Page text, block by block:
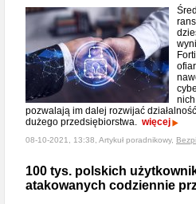
pozwalają im dalej rozwijać
dużego przedsiębiorstwa. więcej
08-10-2021, 13:38, Artykuł poradnikowy,
100 tys. polskich
atakowanych codziennie